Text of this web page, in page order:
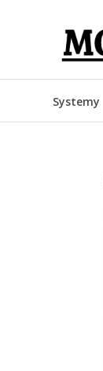
Systemy